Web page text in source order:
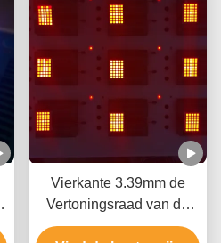
Vierkante 3.39mm de
Vertoningsraad van de
Punt35mcd 1.1in 20mA